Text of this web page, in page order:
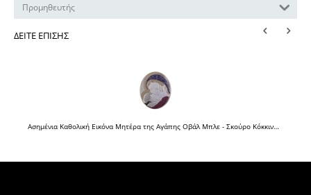
Προμηθευτής
ΔΕΊΤΕ ΕΠΊΣΗΣ
Ασημένια Καθολική Εικόνα Μητέρα της Αγάπης Οβάλ Μπλε - Σκούρο Κόκκινο 22.6x25.3 Καφέ